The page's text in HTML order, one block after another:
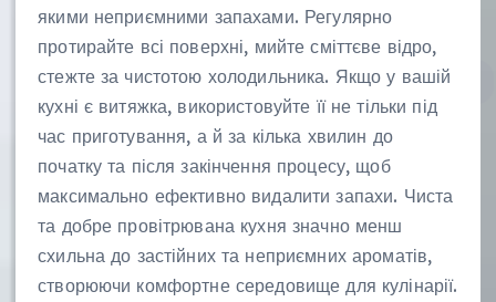
якими неприємними запахами. Регулярно
протирайте всі поверхні, мийте сміттєве відро,
стежте за чистотою холодильника. Якщо у вашій
кухні є витяжка, використовуйте її не тільки під
час приготування, а й за кілька хвилин до
початку та після закінчення процесу, щоб
максимально ефективно видалити запахи. Чиста
та добре провітрювана кухня значно менш
схильна до застійних та неприємних ароматів,
створюючи комфортне середовище для кулінарії.